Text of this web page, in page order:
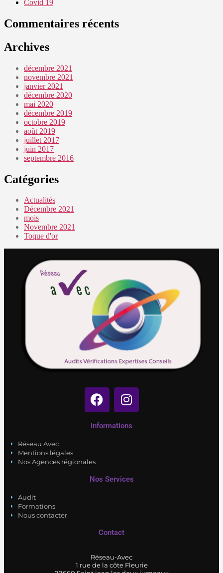
Covid 19
Commentaires récents
Archives
décembre 2021
novembre 2021
janvier 2021
décembre 2020
mai 2020
décembre 2019
octobre 2019
août 2019
juillet 2017
juin 2017
septembre 2016
Catégories
Actualités
Décembre 2021
mois
Novembre 2021
Toque d'or
Informations
Réseau Avec
Mentions légales
Nos Agences régionales
Nos Services
Audit
Formations
Nous contacter
Contact
Réseau-Avec
1 rue de la côte Fleurie